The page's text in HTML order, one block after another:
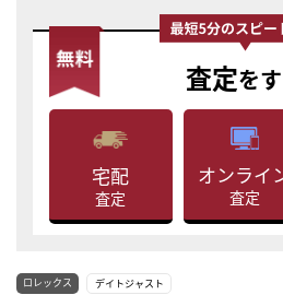
査定を
宅配
査定
オンライ
査定
ロレックス デイトジャスト